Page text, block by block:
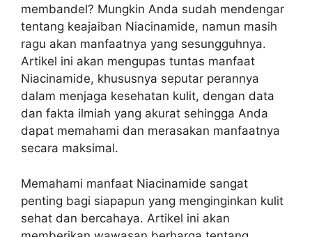
membandel? Mungkin Anda sudah mendengar
tentang keajaiban Niacinamide, namun masih
ragu akan manfaatnya yang sesungguhnya.
Artikel ini akan mengupas tuntas manfaat
Niacinamide, khususnya seputar perannya
dalam menjaga kesehatan kulit, dengan data
dan fakta ilmiah yang akurat sehingga Anda
dapat memahami dan merasakan manfaatnya
secara maksimal.
Memahami manfaat Niacinamide sangat
penting bagi siapapun yang menginginkan kulit
sehat dan bercahaya. Artikel ini akan